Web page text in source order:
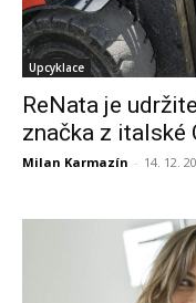
Upcyklace
ReNata je
značka z italské
Milan Karmazín - 14. 12.